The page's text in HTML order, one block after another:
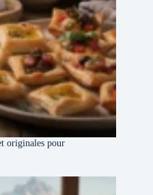
originales pour